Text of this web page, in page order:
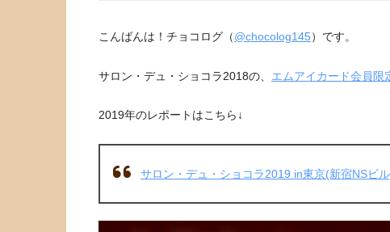
こんばんは！チョコログ（@chocolog145）です。
サロン・デュ・ショコラ2018の、 エムアイカード会員限
2019年のレポートはこちら↓
サロン・デュ・ショコラ2019 in東京(新宿NSビ